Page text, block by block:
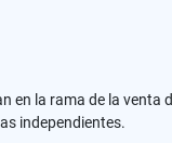
en la rama de la venta
independientes.